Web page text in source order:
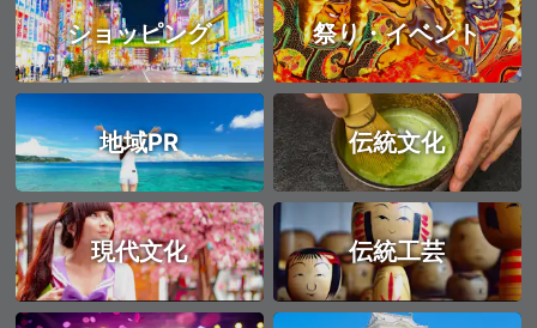
ショッピング 祭り・イベント
地域PR 伝統文化
現代文化 伝統工芸